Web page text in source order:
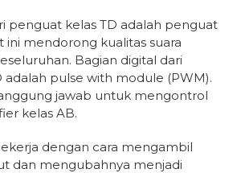
penguat kelas TD adalah penguat
ini mendorong kualitas suara
Bagian digital dari
adalah pulse with module (PWM).
jawab untuk mengontrol
kelas AB.
dengan cara mengambil
dan mengubahnya menjadi